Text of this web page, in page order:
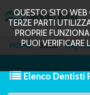
QUESTO SITO WEB
TERZE PARTI
PROPRIE
PUOI VERIFICARE
HOME Sicilia Ragusa
Elenco Dentisti